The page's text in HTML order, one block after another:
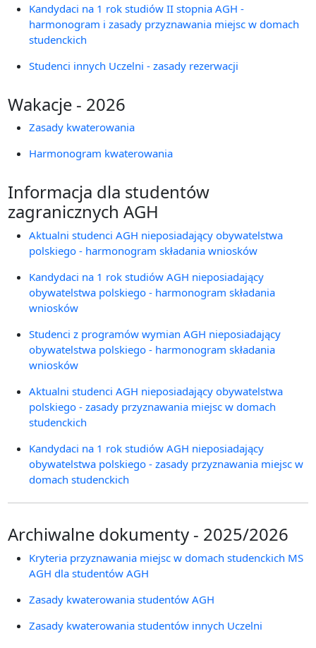
Kandydaci na 1 rok studiów II stopnia AGH -
harmonogram i zasady przyznawania miejsc w domach
studenckich
Studenci innych Uczelni - zasady rezerwacji
Wakacje - 2026
Zasady kwaterowania
Harmonogram kwaterowania
Informacja dla studentów
zagranicznych AGH
Aktualni studenci AGH nieposiadający obywatelstwa
polskiego - harmonogram składania wniosków
Kandydaci na 1 rok studiów AGH nieposiadający
obywatelstwa polskiego - harmonogram składania
wniosków
Studenci z programów wymian AGH nieposiadający
obywatelstwa polskiego - harmonogram składania
wniosków
Aktualni studenci AGH nieposiadający obywatelstwa
polskiego - zasady przyznawania miejsc w domach
studenckich
Kandydaci na 1 rok studiów AGH nieposiadający
obywatelstwa polskiego - zasady przyznawania miejsc w
domach studenckich
Archiwalne dokumenty - 2025/2026
Kryteria przyznawania miejsc w domach studenckich MS
AGH dla studentów AGH
Zasady kwaterowania studentów AGH
Zasady kwaterowania studentów innych Uczelni